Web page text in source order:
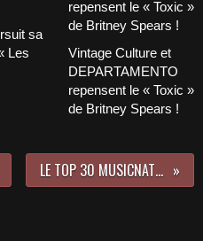
sa
Les
Vintage Culture et
DEPARTAMENTO
repensent le « Toxic »
de Britney Spears !
LE TOP 30 MUSICNATION N°570 - 17 MAI 2026